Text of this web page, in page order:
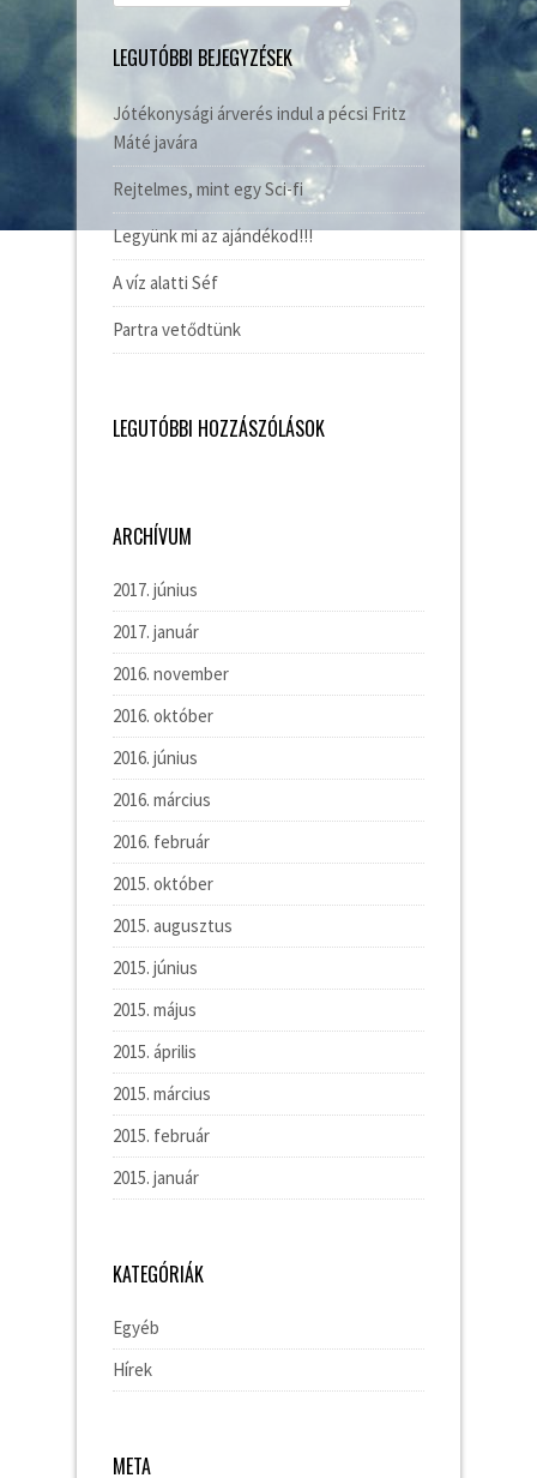
LEGUTÓBBI BEJEGYZÉSEK
Jótékonysági árverés indul a pécsi Fritz
Máté javára
Rejtelmes, mint egy Sci-fi
Legyünk mi az ajándékod!!!
A víz alatti Séf
Partra vetődtünk
LEGUTÓBBI HOZZÁSZÓLÁSOK
ARCHÍVUM
2017. június
2017. január
2016. november
2016. október
2016. június
2016. március
2016. február
2015. október
2015. augusztus
2015. június
2015. május
2015. április
2015. március
2015. február
2015. január
KATEGÓRIÁK
Egyéb
Hírek
META